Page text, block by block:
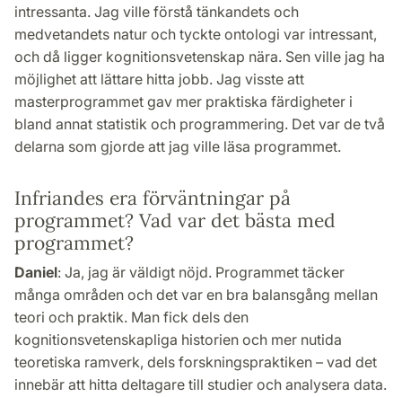
intressanta. Jag ville förstå tänkandets och
medvetandets natur och tyckte ontologi var intressant,
och då ligger kognitionsvetenskap nära. Sen ville jag ha
möjlighet att lättare hitta jobb. Jag visste att
masterprogrammet gav mer praktiska färdigheter i
bland annat statistik och programmering. Det var de två
delarna som gjorde att jag ville läsa programmet.
Infriandes era förväntningar på
programmet? Vad var det bästa med
programmet?
Daniel: Ja, jag är väldigt nöjd. Programmet täcker
många områden och det var en bra balansgång mellan
teori och praktik. Man fick dels den
kognitionsvetenskapliga historien och mer nutida
teoretiska ramverk, dels forskningspraktiken – vad det
innebär att hitta deltagare till studier och analysera data.